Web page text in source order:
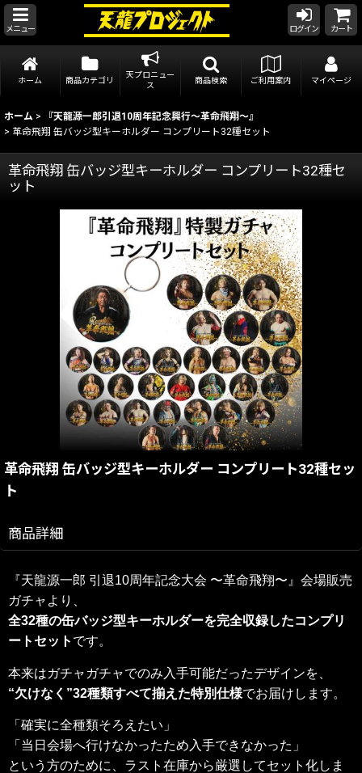
メニュー ログイン カート
ホーム 商品カテゴリ
天プロニュー
ス
商品検索 ご利用案内 マイページ
ホーム >
『天龍源一郎引退10周年記念興行〜革命飛翔〜』
> 革命飛翔 缶バッジ型キーホルダー コンプリート32種セット
革命飛翔 缶バッジ型キーホルダー コンプリート32種セ
ット
革命飛翔 缶バッジ型キーホルダー コンプリート32種セッ
ト
商品詳細
『天龍源一郎 引退10周年記念大会 〜革命飛翔〜』会場販売
ガチャより、
全32種の缶バッジ型キーホルダーを完全収録したコンプリ
ートセット です。
本来はガチャガチャでのみ入手可能だったデザインを、
“欠けなく”32種類すべて揃えた特別仕様でお届けします。
「確実に全種類そろえたい」
「当日会場へ行けなかったため入手できなかった」
という方のために、ラスト在庫から厳選してセット化しま